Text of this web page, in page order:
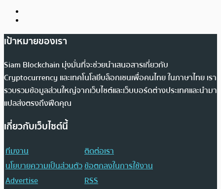
เป้าหมายของเรา
Siam Blockchain มุ่งมั่นที่จะช่วยนำเสนอสารเกี่ยวกับ
Cryptocurrency และเทคโนโลยีบล็อกเชนเพื่อคนไทย ในภาษาไทย เรา
รวบรวมข้อมูลส่วนใหญ่จากเว็บไซต์และเว็บบอร์ดต่างประเทศและนำมา
แปลส่งตรงถึงฟีดคุณ
เกี่ยวกับเว็บไซต์นี้
ทีมงาน
ติดต่อเรา
นโยบายความเป็นส่วนตัวข้อตกลงในการใช้งาน
Advertise
RSS